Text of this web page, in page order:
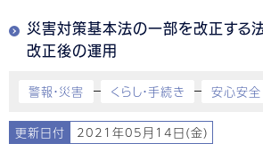
災害対策基本法の一部を改正する
改正後の運用
警報・災害 くらし・手続き 安心安全
更新日付 2021年05月14日(金)